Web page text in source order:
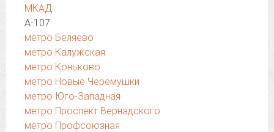
МКАД
А-107
метро Беляево
метро Калужская
метро Коньково
метро Новые Черемушки
метро Юго-Западная
метро Проспект Вернадского
метро Профсоюзная